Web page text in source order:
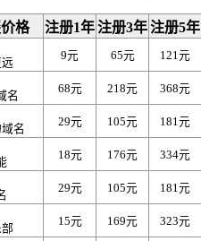
格 注册1年注册3年注册5年
9元 65元 121元
名
68元 218元 368元
名
29元 105元 181元
18元 176元 334元
29元 105元 181元
15元 169元 323元